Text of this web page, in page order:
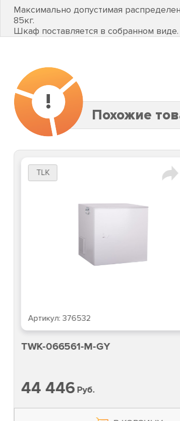
Максимально допустимая
85кг.
Шкаф поставляется в собранном виде.
!
Похожие
TLK
Артикул:376532
TWK-066561-M-GY
44 446Руб.